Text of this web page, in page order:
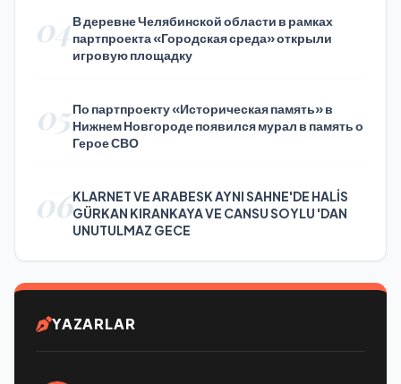
04В деревне Челябинской области в рамках
партпроекта «Городская среда» открыли
игровую площадку
05По партпроекту «Историческая память» в
Нижнем Новгороде появился мурал в память о
Герое СВО
06KLARNET VE ARABESK AYNI SAHNE'DE HALİS
GÜRKAN KIRANKAYA VE CANSU SOYLU 'DAN
UNUTULMAZ GECE
YAZARLAR